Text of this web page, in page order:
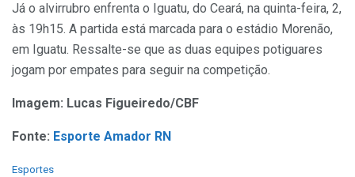
Já o alvirrubro enfrenta o Iguatu, do Ceará, na quinta-feira, 2,
às 19h15. A partida está marcada para o estádio Morenão,
em Iguatu. Ressalte-se que as duas equipes potiguares
jogam por empates para seguir na competição.
Imagem: Lucas Figueiredo/CBF
Fonte: Esporte Amador RN
C
Esportes